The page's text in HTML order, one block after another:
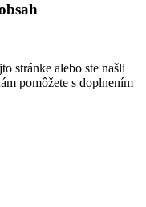
stránke alebo ste našli
pomôžete s doplnením